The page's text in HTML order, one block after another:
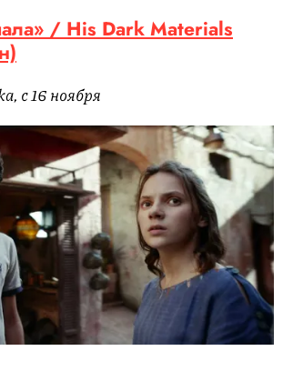
/ His Dark Materials
с 16 ноября